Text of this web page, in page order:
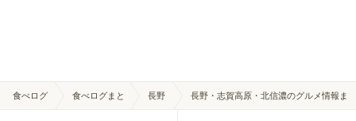
食べログ 食べログまと 長野 長野・志賀高原・北信濃のグルメ情報ま